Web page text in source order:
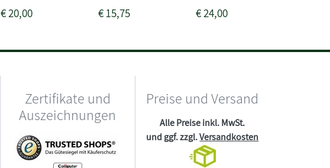
€20,00 €15,75 €24,00
Zertifikate und
Auszeichnungen
Preise und Versand
Alle Preise inkl. MwSt.
und ggf. zzgl.Versandkosten